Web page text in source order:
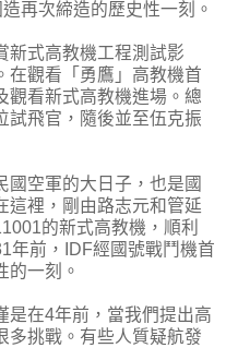
再次締造的歷史性一刻。
新式高教機工程測試影
在觀看「勇鷹」高教機首
觀看新式高教機進場。總
試飛官，隨後並至伍克振
國空軍的大日子，也是國
這裡，剛由路志元和管延
的新式高教機，順利
年前，IDF經國號戰鬥機首
的一刻。
是在4年前，當我們提出高
多挑戰。有些人質疑航發